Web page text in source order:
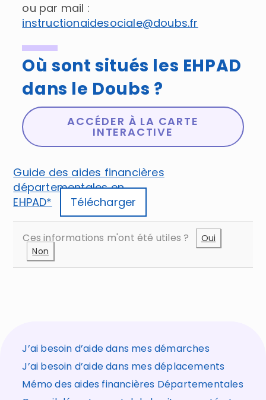
ou par mail :
instructionaidesociale@doubs.fr
Où sont situés les EHPAD
dans le Doubs ?
ACCÉDER À LA CARTE
INTERACTIVE
Guide des aides financières
départementales en
EHPAD*
Télécharger
Ces informations m'ont été utiles ?
Oui
Non
J’ai besoin d’aide dans mes démarches
J’ai besoin d’aide dans mes déplacements
Mémo des aides financières Départementales